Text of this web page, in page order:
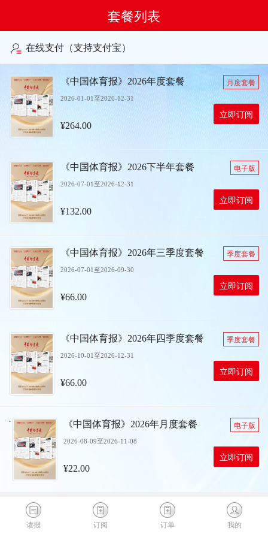
套餐列表
在线支付（支持支付宝）
《中国体育报》2026年度套餐
2026-01-01至2026-12-31
¥264.00
月度套餐
立即订阅
《中国体育报》2026下半年套餐
2026-07-01至2026-12-31
¥132.00
电子版
立即订阅
《中国体育报》2026年三季度套餐
2026-07-01至2026-09-30
¥66.00
季度套餐
立即订阅
《中国体育报》2026年四季度套餐
2026-10-01至2026-12-31
¥66.00
季度套餐
立即订阅
` 《中国体育报》2026年月度套餐
2026-08-09至2026-11-08
¥22.00
电子版
立即订阅
读报 订阅 订单 我的